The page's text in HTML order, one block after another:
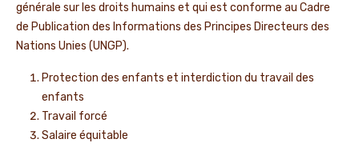
générale sur les droits humains et qui est conforme au Cadre
de Publication des Informations des Principes Directeurs des
Nations Unies (UNGP).
Protection des enfants et interdiction du travail des
enfants
Travail forcé
Salaire équitable